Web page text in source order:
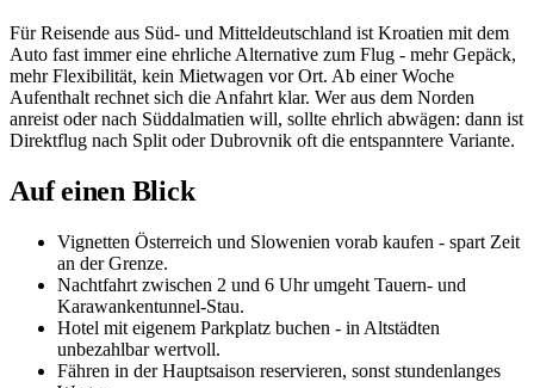
Für Reisende aus Süd- und Mitteldeutschland ist Kroatien mit dem
Auto fast immer eine ehrliche Alternative zum Flug - mehr Gepäck,
mehr Flexibilität, kein Mietwagen vor Ort. Ab einer Woche
Aufenthalt rechnet sich die Anfahrt klar. Wer aus dem Norden
anreist oder nach Süddalmatien will, sollte ehrlich abwägen: dann ist
Direktflug nach Split oder Dubrovnik oft die entspanntere Variante.
Auf einen Blick
Vignetten Österreich und Slowenien vorab kaufen - spart Zeit
an der Grenze.
Nachtfahrt zwischen 2 und 6 Uhr umgeht Tauern- und
Karawankentunnel-Stau.
Hotel mit eigenem Parkplatz buchen - in Altstädten
unbezahlbar wertvoll.
Fähren in der Hauptsaison reservieren, sonst stundenlanges